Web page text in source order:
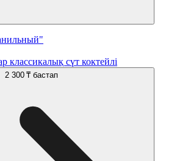
классикалық сүт коктейлі
2 300 ₸ бастап